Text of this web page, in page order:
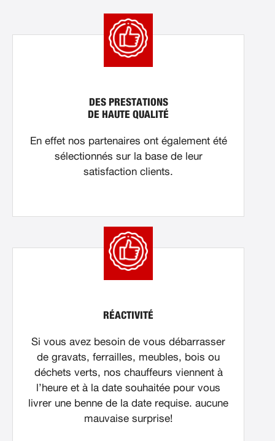
DES PRESTATIONS
DE HAUTE QUALITÉ
En effet nos partenaires ont également été
sélectionnés sur la base de leur
satisfaction clients.
RÉACTIVITÉ
Si vous avez besoin de vous débarrasser
de gravats, ferrailles, meubles, bois ou
déchets verts, nos chauffeurs viennent à
l’heure et à la date souhaitée pour vous
livrer une benne de la date requise. aucune
mauvaise surprise!